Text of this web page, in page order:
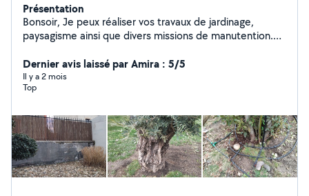
Présentation
Bonsoir, Je peux réaliser vos travaux de jardinage,
paysagisme ainsi que divers missions de manutention.
Dernier avis laissé par Amira : 5/5
Il y a 2 mois
Top